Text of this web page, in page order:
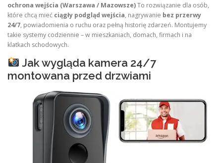
ochrona wejścia (Warszawa / Mazowsze)To rozwiązanie dla osób,
które chcą mieć ciągły podgląd wejścia, nagrywanie bez przerwy
24/7, powiadomienia o ruchu oraz pełną historię zdarzeń. Montujemy
takie systemy codziennie – w mieszkaniach, domach, firmach i na
klatkach schodowych.
Jak wygląda kamera 24/7
montowana przed drzwiami